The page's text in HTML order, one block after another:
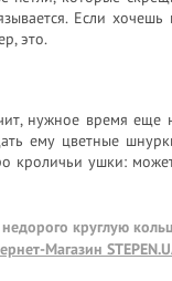
Если хочешь
это.
нужное время
ему цветные
кроличьи ушки:
круглую
Магазин